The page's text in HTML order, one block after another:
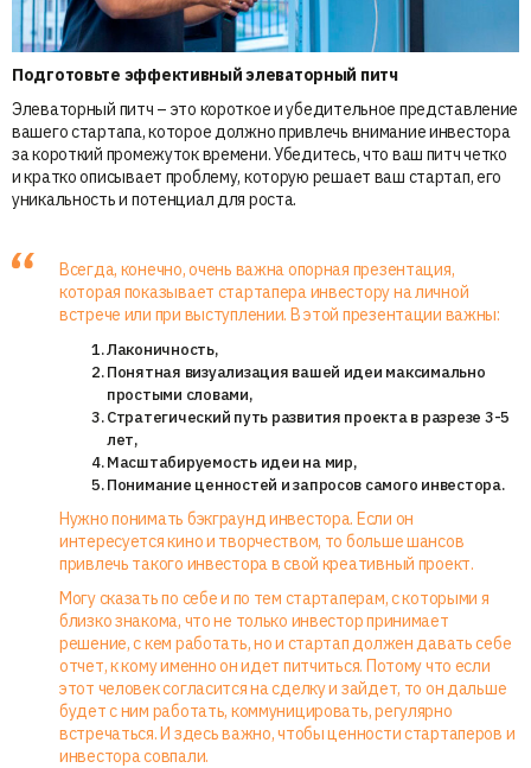
Подготовьте эффективный элеваторный питч
Элеваторный питч – это короткое и убедительное представление
вашего стартапа, которое должно привлечь внимание инвестора
за короткий промежуток времени. Убедитесь, что ваш питч четко
и кратко описывает проблему, которую решает ваш стартап, его
уникальность и потенциал для роста.
Всегда, конечно, очень важна опорная презентация,
которая показывает стартапера инвестору на личной
встрече или при выступлении. В этой презентации важны:
Лаконичность,
Понятная визуализация вашей идеи максимально
простыми словами,
Стратегический путь развития проекта в разрезе 3-5
лет,
Масштабируемость идеи на мир,
Понимание ценностей и запросов самого инвестора.
Нужно понимать бэкграунд инвестора. Если он
интересуется кино и творчеством, то больше шансов
привлечь такого инвестора в свой креативный проект.
Могу сказать по себе и по тем стартаперам, с которыми я
близко знакома, что не только инвестор принимает
решение, с кем работать, но и стартап должен давать себе
отчет, к кому именно он идет питчиться. Потому что если
этот человек согласится на сделку и зайдет, то он дальше
будет с ним работать, коммуницировать, регулярно
встречаться. И здесь важно, чтобы ценности стартаперов и
инвестора совпали.